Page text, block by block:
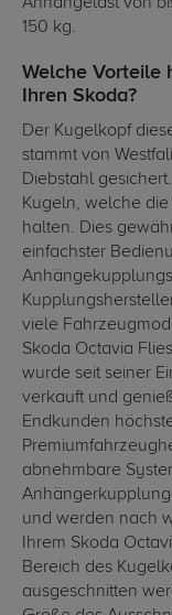
150 kg.
Welche Vorteile
Ihren Skoda?
Der Kugelkopf
stammt von
Diebstahl
Kugeln, welche
halten. Dies
einfachster
viele
Skoda Octavia
wurde seit seiner
verkauft und
Endkunden
abnehmbare
und werden nach
Ihrem Skoda
Bereich des
ausgeschnitten